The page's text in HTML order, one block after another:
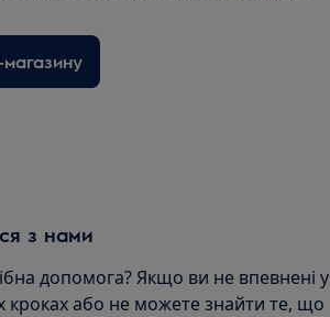
з нами
допомога? Якщо ви не впевнені у
кроках або не можете знайти те, що